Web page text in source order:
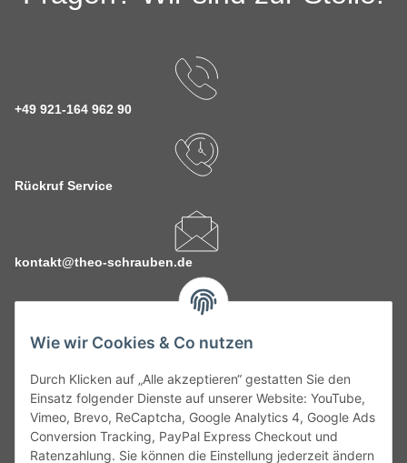
Wie wir Cookies & Co nutzen
Durch Klicken auf „Alle akzeptieren“ gestatten Sie den
Einsatz folgender Dienste auf unserer Website: YouTube,
Vimeo, Brevo, ReCaptcha, Google Analytics 4, Google Ads
Conversion Tracking, PayPal Express Checkout und
Ratenzahlung. Sie können die Einstellung jederzeit ändern
+49 921-164 962 90
Rückruf Service
kontakt@theo-schrauben.de
Service
Gesetzliche Informationen